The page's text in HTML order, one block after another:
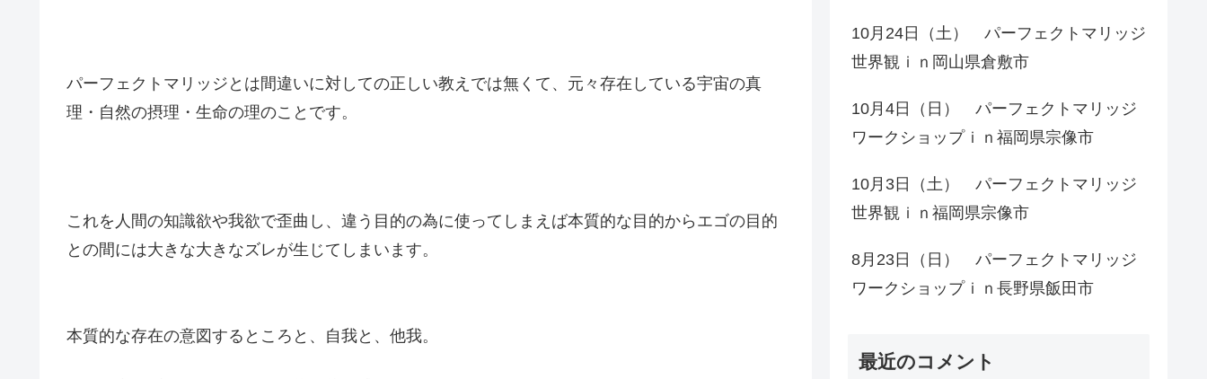
パーフェクトマリッジとは間違いに対しての正しい教えでは無くて、元々存在している宇宙の真
理・自然の摂理・生命の理のことです。
これを人間の知識欲や我欲で歪曲し、違う目的の為に使ってしまえば本質的な目的からエゴの目的
との間には大きな大きなズレが生じてしまいます。
本質的な存在の意図するところと、自我と、他我。
10月24日（土） パーフェクトマリッジ
世界観ｉｎ岡山県倉敷市
10月4日（日） パーフェクトマリッジ
ワークショップｉｎ福岡県宗像市
10月3日（土） パーフェクトマリッジ
世界観ｉｎ福岡県宗像市
8月23日（日） パーフェクトマリッジ
ワークショップｉｎ長野県飯田市
最近のコメント